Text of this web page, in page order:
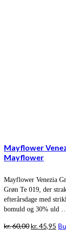
Mayflower
Mayflower
Mayflower Venezia
Grøn Te 019, der
efterårsdage med
bomuld og 30% uld
kr.60,00Den
kr.45,95